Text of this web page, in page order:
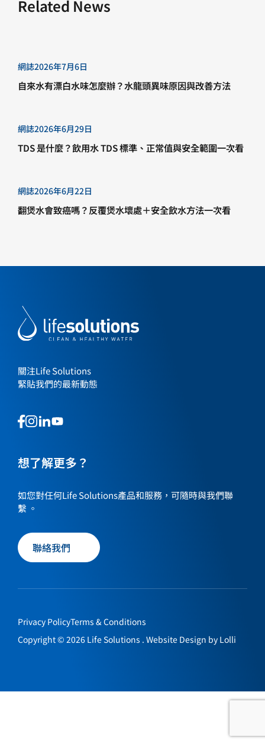
聯絡我們 EN繁简
Related News
網誌2026年7月6日
自來水有漂白水味怎麼辦？水龍頭異味原因與改善方法
網誌2026年6月29日
TDS 是什麼？飲用水 TDS 標準、正常值與安全範圍一次看
網誌2026年6月22日
翻煲水會致癌嗎？反覆煲水壞處＋安全飲水方法一次看
關注Life Solutions
緊貼我們的最新動態
This
link
to
social
media
This
link
social
This
link
to
social
This
link
social
想了解更多？
如您對任何Life Solutions產品和服務，可隨時與我們聯
繫 。
聯絡我們
Privacy PolicyTerms & Conditions
Copyright © 2026 Life Solutions . Website Design by Lolli